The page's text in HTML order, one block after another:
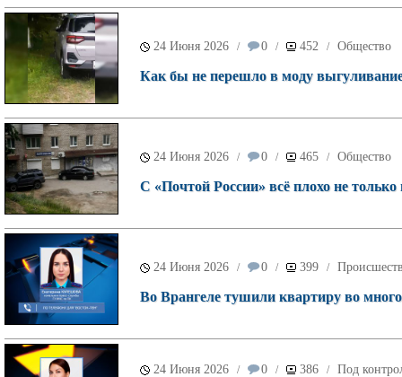
24 Июня 2026 / 0 / 452 / Общество
Как бы не перешло в моду
24 Июня 2026 / 0 / 465 / Общество
С «Почтой России» всё плохо не только
24 Июня 2026 / 0 / 399 /
Во Врангеле тушили квартиру во
24 Июня 2026 / 0 / 386 / Под